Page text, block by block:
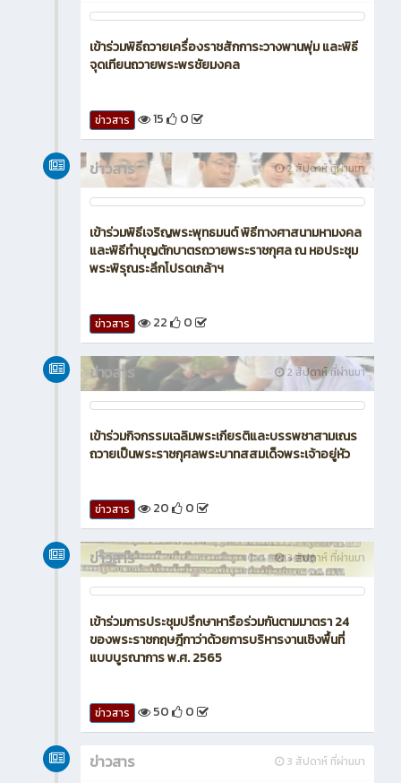
เข้าร่วมพิธีถวายเครื่องราชสักการะวางพานพุ่ม และพิธี
จุดเทียนถวายพระพรชัยมงคล
ข่าวสาร 15 0
2 สัปดาห์ ที่ผ่านมา
ข่าวสาร
เข้าร่วมพิธีเจริญพระพุทธมนต์ พิธีทางศาสนามหามงคล
และพิธีทำบุญตักบาตรถวายพระราชกุศล ณ หอประชุม
พระพิรุณระลึกโปรดเกล้าฯ
ข่าวสาร 22 0
2 สัปดาห์ ที่ผ่านมา
ข่าวสาร
เข้าร่วมกิจกรรมเฉลิมพระเกียรติและบรรพชาสามเณร
ถวายเป็นพระราชกุศลพระบาทสสมเด็จพระเจ้าอยู่หัว
ข่าวสาร 20 0
3 สัปดาห์ ที่ผ่านมา
ข่าวสาร
เข้าร่วมการประชุมปรึกษาหารือร่วมกันตามมาตรา 24
ของพระราชกฤษฎีกาว่าด้วยการบริหารงานเชิงพื้นที่
แบบบูรณาการ พ.ศ. 2565
ข่าวสาร 50 0
3 สัปดาห์ ที่ผ่านมา
ข่าวสาร